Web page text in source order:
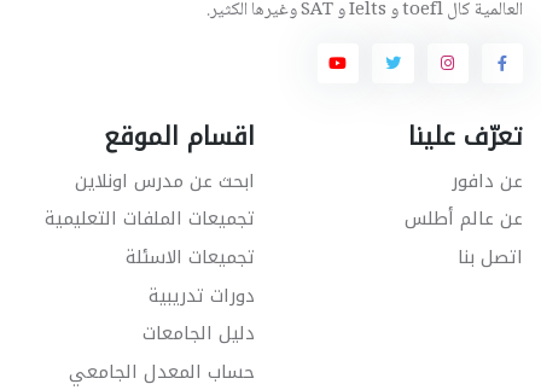
العالمية كال toefl و Ielts و SAT وغيرها الكثير.
تعرّف علينا
عن دافور
عن عالم أطلس
اتصل بنا
اقسام الموقع
ابحث عن مدرس اونلاين
تجميعات الملفات التعليمية
تجميعات الاسئلة
دورات تدريبية
دليل الجامعات
حساب المعدل الجامعي